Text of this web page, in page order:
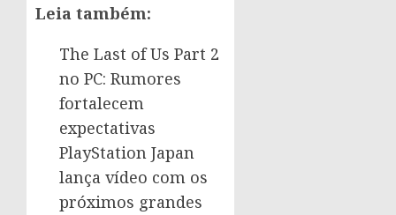
Leia também:
The Last of Us Part 2
no PC: Rumores
fortalecem
expectativas
PlayStation Japan
lança vídeo com os
próximos grandes